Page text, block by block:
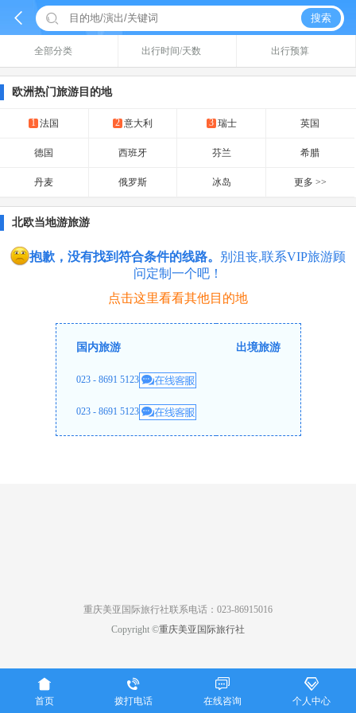
  搜索
全部分类 出行时间/天数 出行预算
欧洲热门旅游目的地
1 法国 2 意大利 3 瑞士 英国
德国 西班牙 芬兰 希腊
丹麦 俄罗斯 冰岛 更多 >>
北欧当地游旅游
抱歉，没有找到符合条件的线路。 别沮丧,联系VIP旅游顾
问定制一个吧！
点击这里看看其他目的地
国内旅游
023 - 8691 5123
023 - 8691 5123
出境旅游
重庆美亚国际旅行社联系电话：023-86915016
Copyright ©重庆美亚国际旅行社

首页

拨打电话

在线咨询

个人中心